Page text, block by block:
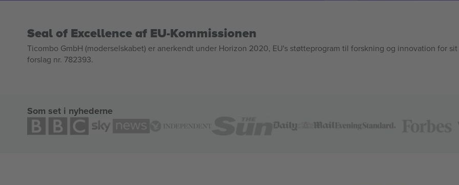
Seal of Excellence af EU-Kommissionen
Ticombo GmbH (moderselskabet) er anerkendt under Horizon 2020, EU's støtteprogram til forskning og innovation for sit
forslag nr. 782393.
Som set i nyhederne